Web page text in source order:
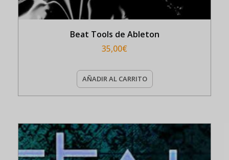
Beat Tools de Ableton
35,00€
AÑADIR AL CARRITO